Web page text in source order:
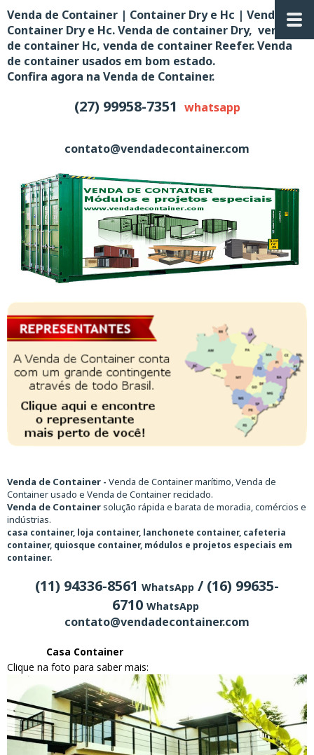
Venda de Container | Container Dry e Hc | Venda de
Container Dry e Hc. Venda de container Dry, venda
de container Hc, venda de container Reefer. Venda
de container usados em bom estado.
Confira agora na Venda de Container.
(27) 99958-7351 whatsapp
contato@vendadecontainer.com
Venda de Container - Venda de Container marítimo, Venda de
Container usado e Venda de Container reciclado.
Venda de Containersolução rápida e barata de moradia, comércios e
indústrias.
casa container, loja container, lanchonete container, cafeteria
container, quiosque container, módulos e projetos especiais em
container.
(11) 94336-8561 WhatsApp / (16) 99635-
6710 WhatsApp
contato@vendadecontainer.com
Casa Container
Clique na foto para saber mais: